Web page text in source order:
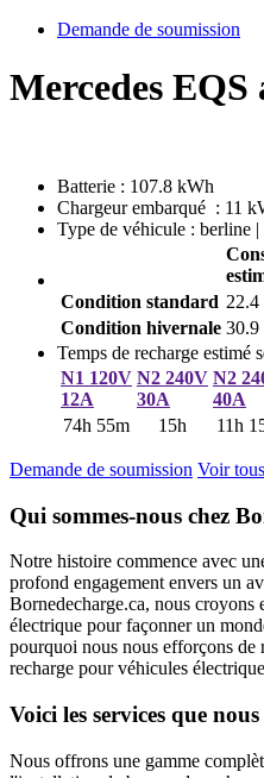
Demande de soumission
Mercedes
Batterie : 107.8 kWh
Chargeur embarqué : 11
Type de véhicule : berline
Condition standard
Condition hivernale 30.9
Temps de recharge estimé
N1 120V
12A
N2 240V
30A
N2
40A
74h 55m
15h 11h
Demande de soumission Voir
Qui sommes-nous chez
Notre histoire commence avec
profond engagement envers un
Bornedecharge.ca, nous croyons
électrique pour façonner un
pourquoi nous nous efforçons de
recharge pour véhicules
Voici les services que
Nous offrons une gamme